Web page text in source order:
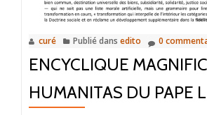
curé Publié dans edito 0
ENCYCLIQUE
HUMANITAS DU PAPE